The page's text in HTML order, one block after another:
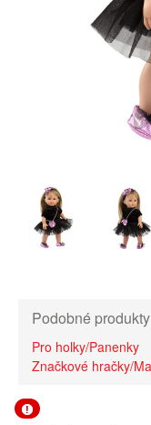
Podobné
Pro holky/Panenky
Značkové hračky/